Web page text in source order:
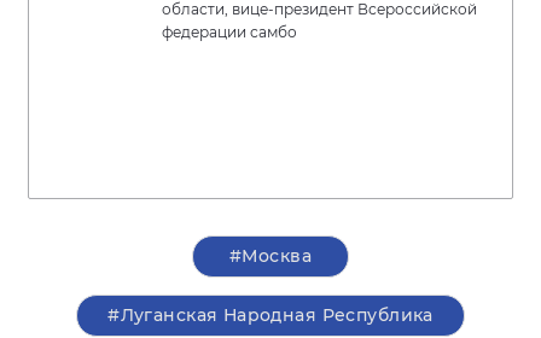
области, вице-президент Всероссийской
федерации самбо
#Москва
#Луганская Народная Республика